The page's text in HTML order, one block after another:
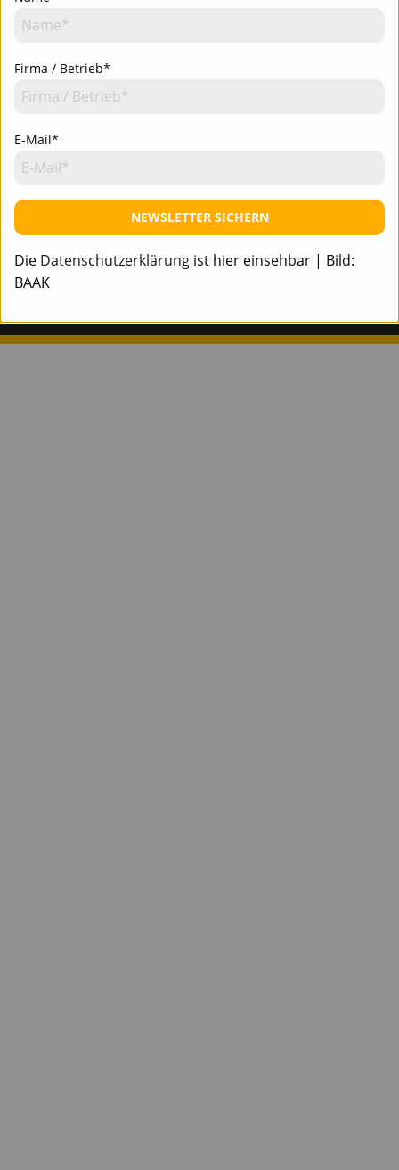
Newsletter-Anmeldung - Aktuell informiert Team Mediadaten Kontakt
Firma / Betrieb*
E-Mail*
NEWSLETTER SICHERN
Die Datenschutzerklärung ist hier einsehbar | Bild:
BAAK